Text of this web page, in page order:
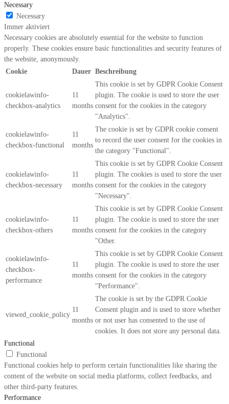
Necessary
Necessary
Immer aktiviert
Necessary cookies are absolutely essential for the website to function
properly. These cookies ensure basic functionalities and security features of
the website, anonymously.
Cookie
Dauer Beschreibung
cookielawinfo-
checkbox-analytics
11
months
This cookie is set by GDPR Cookie Consent
plugin. The cookie is used to store the user
consent for the cookies in the category
"Analytics".
cookielawinfo-
checkbox-functional
11
months
The cookie is set by GDPR cookie consent
to record the user consent for the cookies in
the category "Functional".
cookielawinfo-
checkbox-necessary
11
months
This cookie is set by GDPR Cookie Consent
plugin. The cookies is used to store the user
consent for the cookies in the category
"Necessary".
cookielawinfo-
checkbox-others
11
months
This cookie is set by GDPR Cookie Consent
plugin. The cookie is used to store the user
consent for the cookies in the category
"Other.
cookielawinfo-
checkbox-
performance
11
months
This cookie is set by GDPR Cookie Consent
plugin. The cookie is used to store the user
consent for the cookies in the category
"Performance".
viewed_cookie_policy
11
months
The cookie is set by the GDPR Cookie
Consent plugin and is used to store whether
or not user has consented to the use of
cookies. It does not store any personal data.
Functional
Functional
Functional cookies help to perform certain functionalities like sharing the
content of the website on social media platforms, collect feedbacks, and
other third-party features.
Performance